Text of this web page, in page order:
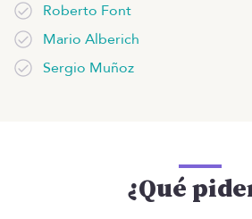
Roberto Font
Mario Alberich
Sergio Muñoz
¿Qué